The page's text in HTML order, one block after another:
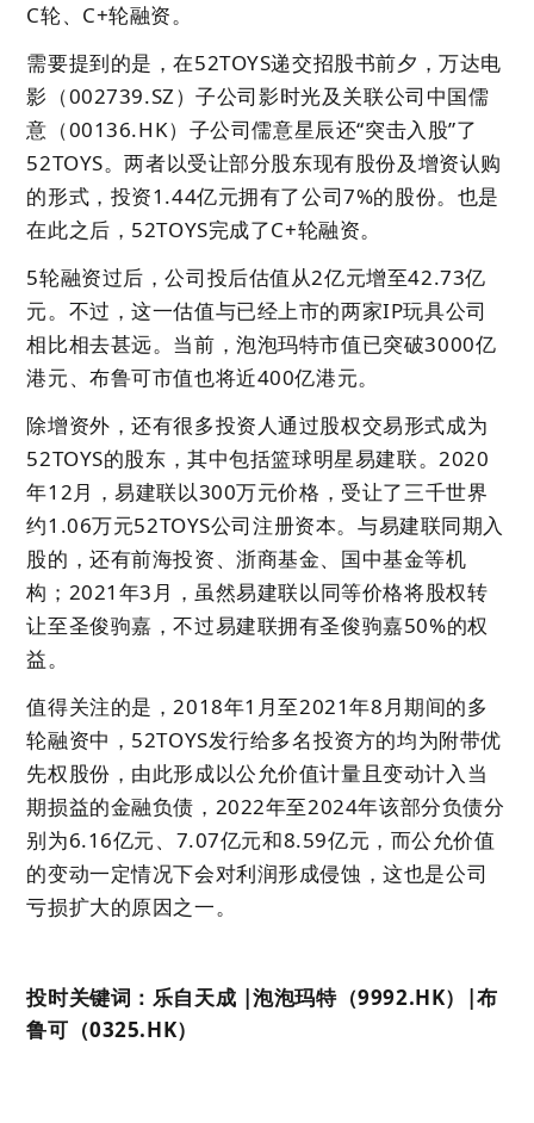
C轮、C+轮融资。
需要提到的是，在52TOYS递交招股书前夕，万达电
影（002739.SZ）子公司影时光及关联公司中国儒
意（00136.HK）子公司儒意星辰还“突击入股”了
52TOYS。两者以受让部分股东现有股份及增资认购
的形式，投资1.44亿元拥有了公司7%的股份。也是
在此之后，52TOYS完成了C+轮融资。
5轮融资过后，公司投后估值从2亿元增至42.73亿
元。不过，这一估值与已经上市的两家IP玩具公司
相比相去甚远。当前，泡泡玛特市值已突破3000亿
港元、布鲁可市值也将近400亿港元。
除增资外，还有很多投资人通过股权交易形式成为
52TOYS的股东，其中包括篮球明星易建联。2020
年12月，易建联以300万元价格，受让了三千世界
约1.06万元52TOYS公司注册资本。与易建联同期入
股的，还有前海投资、浙商基金、国中基金等机
构；2021年3月，虽然易建联以同等价格将股权转
让至圣俊驹嘉，不过易建联拥有圣俊驹嘉50%的权
益。
值得关注的是，2018年1月至2021年8月期间的多
轮融资中，52TOYS发行给多名投资方的均为附带优
先权股份，由此形成以公允价值计量且变动计入当
期损益的金融负债，2022年至2024年该部分负债分
别为6.16亿元、7.07亿元和8.59亿元，而公允价值
的变动一定情况下会对利润形成侵蚀，这也是公司
亏损扩大的原因之一。
投时关键词：乐自天成 |泡泡玛特（9992.HK）|布
鲁可（0325.HK）